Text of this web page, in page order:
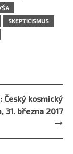
SKEPTICISMUS
Český kosmický
31. března 2017